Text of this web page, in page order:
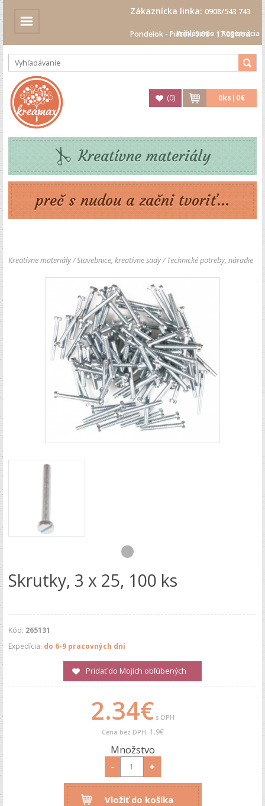
Zákaznícka linka: 0908/543 743
Pondelok - Piatok: 9.00 - 17.00 hod.
Prihlásenie|Registrácia
(0) 0ks| 0€
Kreatívne materiály
preč s nudou a začni tvoriť...
Kreatívne materiály/Stavebnice, kreatívne sady/Technické potreby, náradie
Skrutky, 3 x 25, 100 ks
Kód: 265131
Expedícia: do 6-9 pracovných dní
Pridať do Mojich obľúbených
2.34€ s DPH
Cena bez DPH: 1.9€
Množstvo
- +
Vložiť do košíka